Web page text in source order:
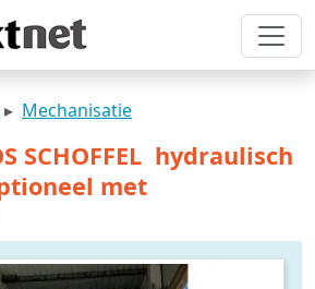
Mechanisatie
SCHOFFEL hydraulisch
met